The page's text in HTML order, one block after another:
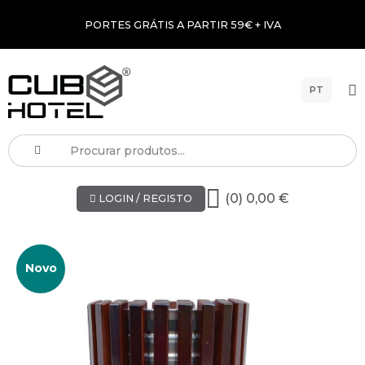
PORTES GRÁTIS A PARTIR 59€ + IVA
PT
LOGIN / REGISTO (0) 0,00 €
Novo